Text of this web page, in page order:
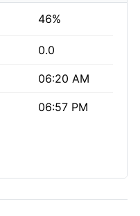
46%
0.0
06:20 AM
06:57 PM